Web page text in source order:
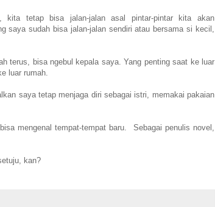
kita tetap bisa jalan-jalan asal pintar-pintar kita akan
saya sudah bisa jalan-jalan sendiri atau bersama si kecil,
terus, bisa ngebul kepala saya. Yang penting saat ke luar
luar rumah.
saya tetap menjaga diri sebagai istri, memakai pakaian
mengenal tempat-tempat baru. Sebagai penulis novel,
kan?